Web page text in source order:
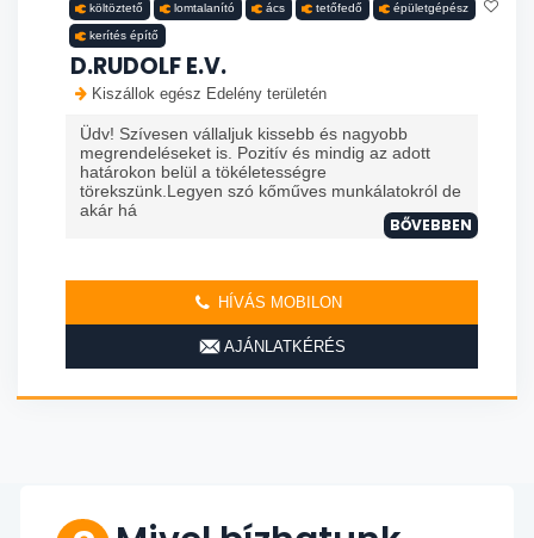
költöztető lomtalanító ács tetőfedő épületgépész
kerítés építő
D.RUDOLF E.V.
Kiszállok egész Edelény területén
Üdv! Szívesen vállaljuk kissebb és nagyobb
megrendeléseket is. Pozitív és mindig az adott
határokon belül a tökéletességre
törekszünk.Legyen szó kőműves munkálatokról de
akár há
BŐVEBBEN
HÍVÁS MOBILON
AJÁNLATKÉRÉS